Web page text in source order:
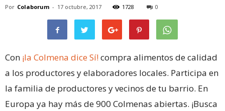
Por Colaborum - 17 octubre, 2017 1728 0
Con ¡la Colmena dice Sí!compra alimentos de calidad
a los productores y elaboradores locales. Participa en
la familia de productores y vecinos de tu barrio. En
Europa ya hay más de 900 Colmenas abiertas. ¡Busca